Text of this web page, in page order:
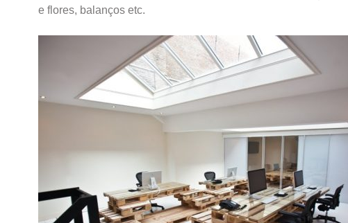
e flores, balanços etc.